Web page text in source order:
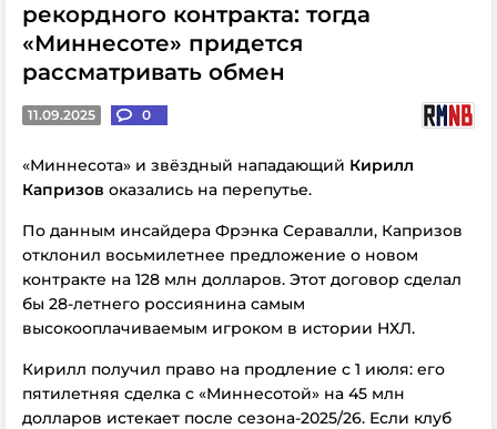
рекордного контракта: тогда
«Миннесоте» придется
рассматривать обмен
11.09.2025 0
«Миннесота» и звёздный нападающий Кирилл
Капризов оказались на перепутье.
По данным инсайдера Фрэнка Серавалли, Капризов
отклонил восьмилетнее предложение о новом
контракте на 128 млн долларов. Этот договор сделал
бы 28-летнего россиянина самым
высокооплачиваемым игроком в истории НХЛ.
Кирилл получил право на продление с 1 июля: его
пятилетняя сделка с «Миннесотой» на 45 млн
долларов истекает после сезона-2025/26. Если клуб